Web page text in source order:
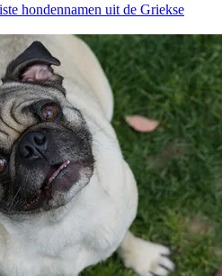
hondennamen uit de Griekse